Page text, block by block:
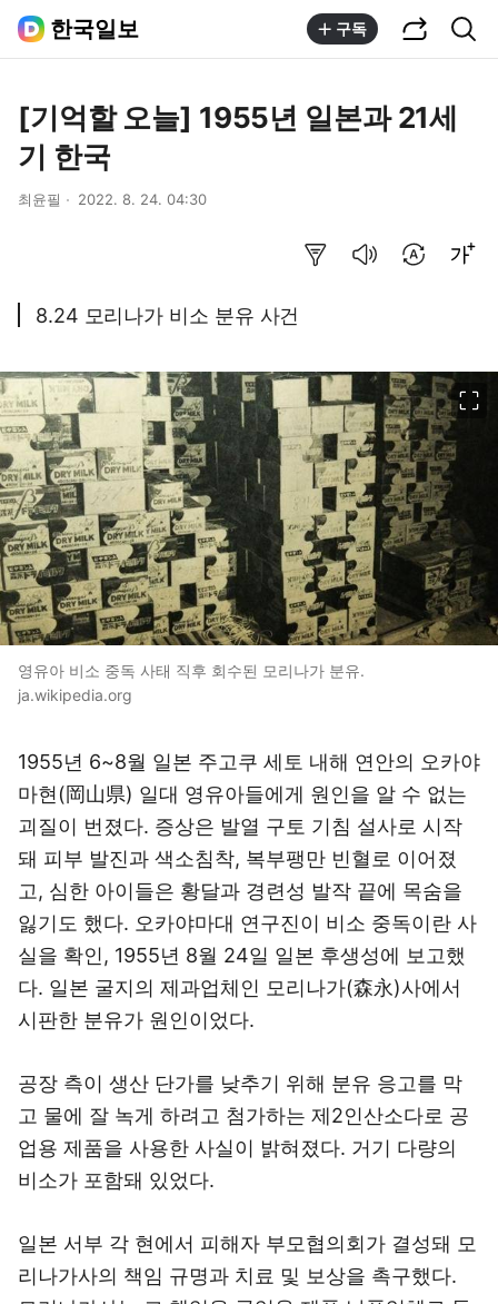
한국일보 구독
[기억할 오늘] 1955년 일본과 21세
기 한국
최윤필 2022. 8. 24. 04:30
8.24 모리나가 비소 분유 사건
영유아 비소 중독 사태 직후 회수된 모리나가 분유.
ja.wikipedia.org
1955년 6~8월 일본 주고쿠 세토 내해 연안의 오카야
마현(岡山県) 일대 영유아들에게 원인을 알 수 없는
괴질이 번졌다. 증상은 발열 구토 기침 설사로 시작
돼 피부 발진과 색소침착, 복부팽만 빈혈로 이어졌
고, 심한 아이들은 황달과 경련성 발작 끝에 목숨을
잃기도 했다. 오카야마대 연구진이 비소 중독이란 사
실을 확인, 1955년 8월 24일 일본 후생성에 보고했
다. 일본 굴지의 제과업체인 모리나가(森永)사에서
시판한 분유가 원인이었다.
공장 측이 생산 단가를 낮추기 위해 분유 응고를 막
고 물에 잘 녹게 하려고 첨가하는 제2인산소다로 공
업용 제품을 사용한 사실이 밝혀졌다. 거기 다량의
비소가 포함돼 있었다.
일본 서부 각 현에서 피해자 부모협의회가 결성돼 모
리나가사의 책임 규명과 치료 및 보상을 촉구했다.